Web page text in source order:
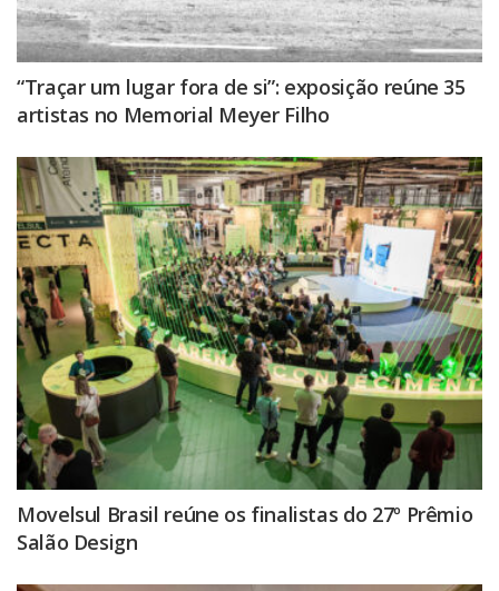
“Traçar um lugar fora de si”: exposição reúne 35
artistas no Memorial Meyer Filho
Movelsul Brasil reúne os finalistas do 27º Prêmio
Salão Design